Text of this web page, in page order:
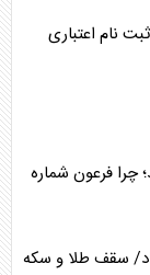
نام اعتباری
چرا فرعون شماره
و سکه امروز چهارشنبه ۱۴ مرداد/ سقف طلا و سکه